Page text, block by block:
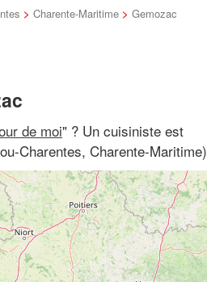
> Charente-Maritime > Gemozac
de moi" ? Un cuisiniste est
Charentes, Charente-Maritime)